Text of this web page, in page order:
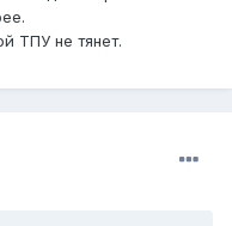
ТПУ не тянет.